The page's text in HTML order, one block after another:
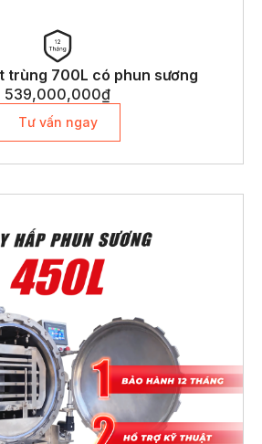
trùng 700L có phun sương
539,000,000₫
Tư vấn ngay